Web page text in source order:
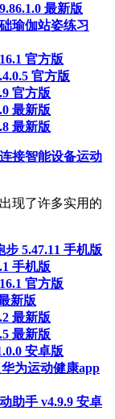
最新版
瑜伽站姿练习
官方版
官方版
官方版
最新版
最新版
接智能设备运动
现了许多实用的
步 5.47.11 手机版
手机版
官方版
新版
最新版
最新版
安卓版
华为运动健康app
助手 v4.9.9 安卓